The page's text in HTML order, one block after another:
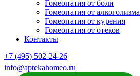
Гомеопатия от боли
Гомеопатия от алкоголизма
Гомеопатия от курения
Гомеопатия от отеков
Контакты
+7 (495) 502-24-26
info@aptekahomeo.ru